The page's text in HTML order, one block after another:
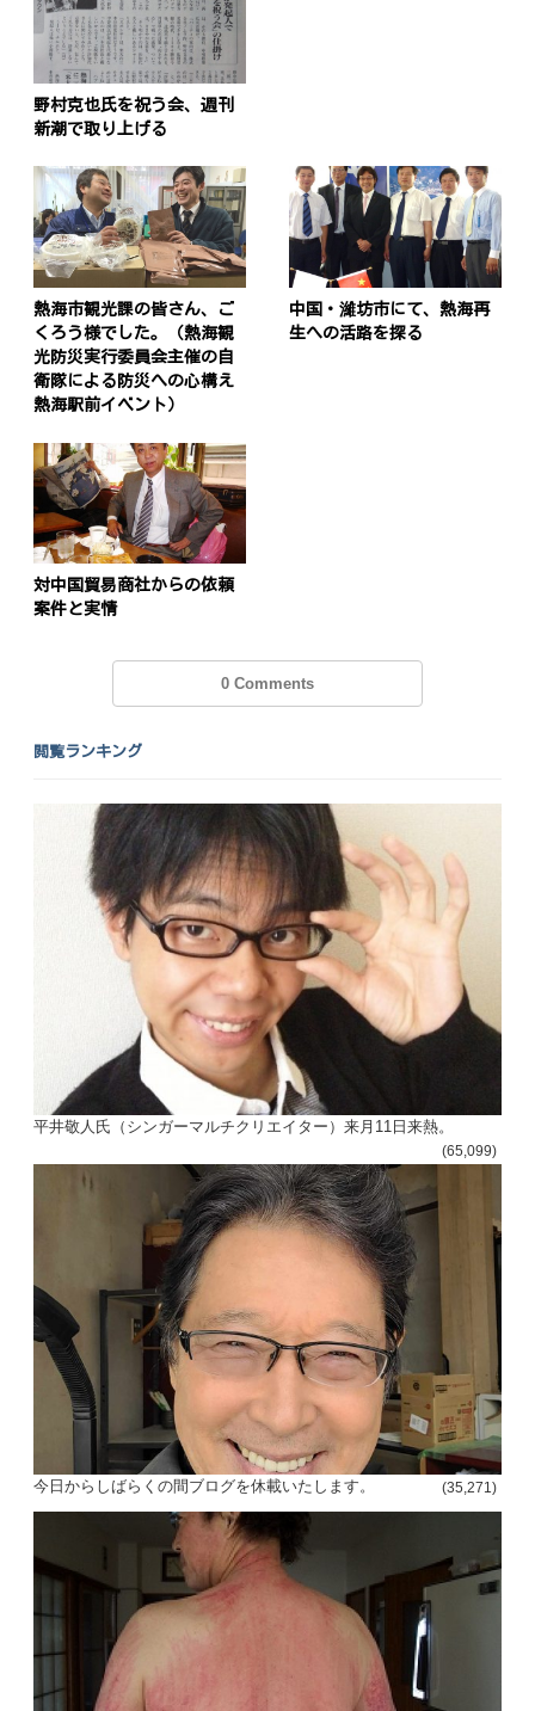
野村克也氏を祝う会、週刊
新潮で取り上げる
熱海市観光課の皆さん、ご
くろう様でした。（熱海観
光防災実行委員会主催の自
衛隊による防災への心構え
熱海駅前イベント）
中国・濰坊市にて、熱海再
生への活路を探る
対中国貿易商社からの依頼
案件と実情
0 Comments
閲覧ランキング
平井敬人氏（シンガーマルチクリエイター）来月11日来熱。
(65,099)
今日からしばらくの間ブログを休載いたします。 (35,271)